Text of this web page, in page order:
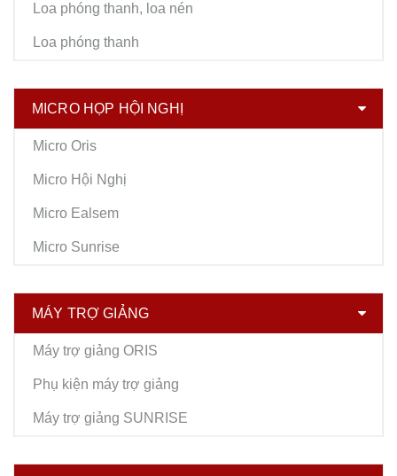
Loa phóng thanh, loa nén
Loa phóng thanh
MICRO HỌP HỘI NGHỊ
Micro Oris
Micro Hội Nghị
Micro Ealsem
Micro Sunrise
MÁY TRỢ GIẢNG
Máy trợ giảng ORIS
Phụ kiện máy trợ giảng
Máy trợ giảng SUNRISE